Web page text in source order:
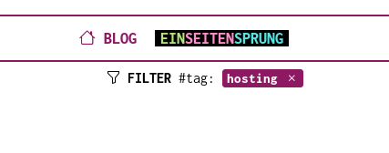
BLOG EINSEITENSPRUNG
FILTER#tag: hosting